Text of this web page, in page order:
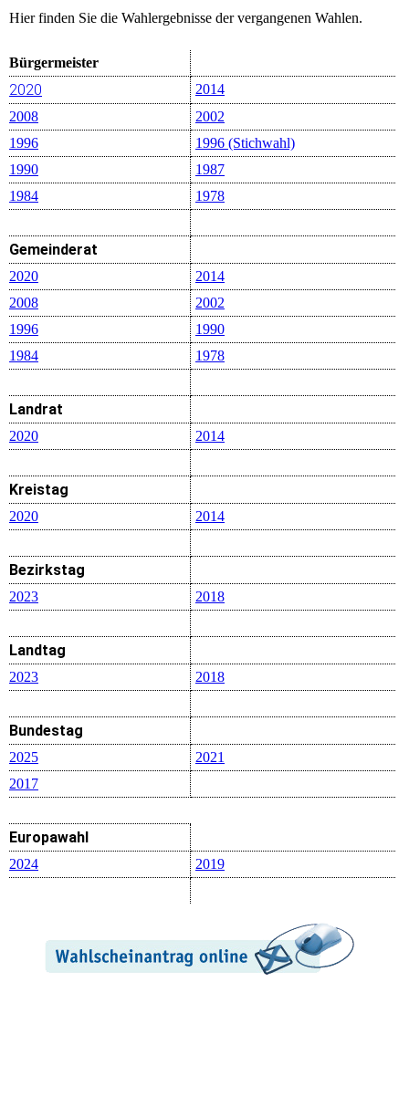
Hier finden Sie die Wahlergebnisse der vergangenen Wahlen.
Bürgermeister
2020
2014
2008
2002
1996
1996 (Stichwahl)
1990
1987
1984
1978
Gemeinderat
2020
2014
2008
2002
1996
1990
1984
1978
Landrat
2020 2014
Kreistag
2020 2014
Bezirkstag
2023 2018
Landtag
2023 2018
Bundestag
2025
2021
2017
Europawahl
2024 2019